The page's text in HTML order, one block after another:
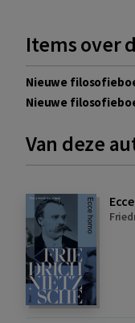
Items over
Nieuwe
Nieuwe
Van deze